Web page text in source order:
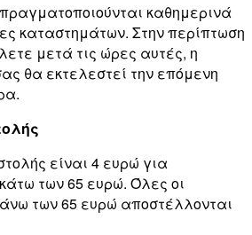
καθημερινά
καταστημάτων. Στην περίπτωση
μετά τις ώρες αυτές, η
θα εκτελεστεί την επόμενη
είναι 4 ευρώ για
των 65 ευρώ. Όλες οι
των 65 ευρώ αποστέλλονται